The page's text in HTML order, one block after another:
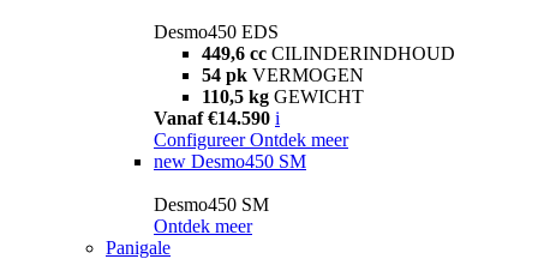
Desmo450 EDS
449,6 cc CILINDERINDHOUD
54 pk VERMOGEN
110,5 kg GEWICHT
Vanaf €14.590 i
Configureer Ontdek meer
new Desmo450 SM
Desmo450 SM
Ontdek meer
Panigale